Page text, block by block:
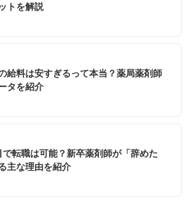
トを解説
給料は安すぎるって本当？薬局薬剤師
タを紹介
で転職は可能？新卒薬剤師が「辞めた
主な理由を紹介